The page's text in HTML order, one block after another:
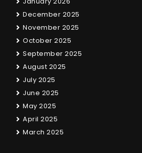
December 2025
November 2025
October 2025
September 2025
August 2025
July 2025
June 2025
May 2025
April 2025
March 2025